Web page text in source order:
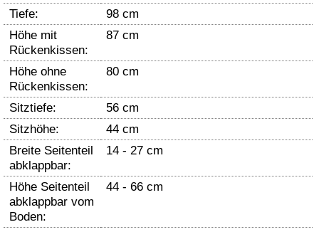
Tiefe:
98 cm
Höhe mit
Rückenkissen:
87 cm
Höhe ohne
Rückenkissen:
80 cm
Sitztiefe:
56 cm
Sitzhöhe:
44 cm
Breite Seitenteil
abklappbar:
14 - 27 cm
Höhe Seitenteil
abklappbar vom
Boden:
44 - 66 cm